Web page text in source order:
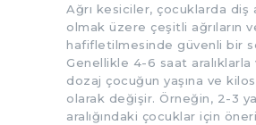
Ağrı kesiciler, çocuklarda diş
olmak üzere çeşitli ağrıların
hafifletilmesinde güvenli bir
Genellikle 4-6 saat aralıklarla
dozaj çocuğun yaşına ve
olarak değişir. Örneğin, 2-3
aralığındaki çocuklar için